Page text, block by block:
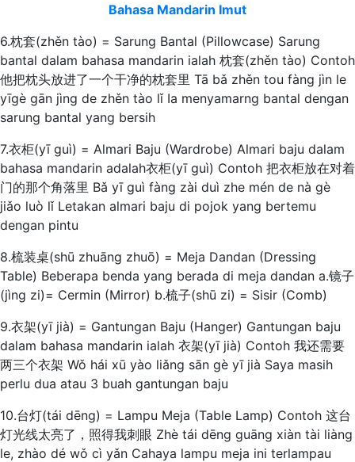
Bahasa Mandarin Imut
6.枕套(zhěn tào) = Sarung Bantal (Pillowcase) Sarung
bantal dalam bahasa mandarin ialah 枕套(zhěn tào) Contoh
他把枕头放进了一个干净的枕套里 Tā bǎ zhěn tou fàng jìn le
yīgè gān jìng de zhěn tào lǐ Ia menyamarng bantal dengan
sarung bantal yang bersih
7.衣柜(yī guì) = Almari Baju (Wardrobe) Almari baju dalam
bahasa mandarin adalah衣柜(yī guì) Contoh 把衣柜放在对着
门的那个角落里 Bǎ yī guì fàng zài duì zhe mén de nà gè
jiǎo luò lǐ Letakan almari baju di pojok yang bertemu
dengan pintu
8.梳装桌(shū zhuāng zhuō) = Meja Dandan (Dressing
Table) Beberapa benda yang berada di meja dandan a.镜子
(jìng zi)= Cermin (Mirror) b.梳子(shū zi) = Sisir (Comb)
9.衣架(yī jià) = Gantungan Baju (Hanger) Gantungan baju
dalam bahasa mandarin ialah 衣架(yī jià) Contoh 我还需要
两三个衣架 Wǒ hái xū yào liǎng sān gè yī jià Saya masih
perlu dua atau 3 buah gantungan baju
10.台灯(tái dēng) = Lampu Meja (Table Lamp) Contoh 这台
灯光线太亮了，照得我刺眼 Zhè tái dēng guāng xiàn tài liàng
le, zhào dé wǒ cì yǎn Cahaya lampu meja ini terlampau